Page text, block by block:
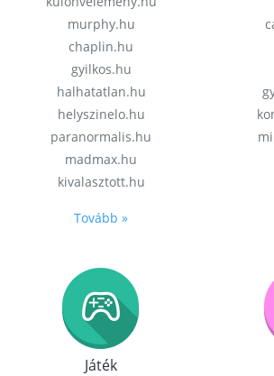
murphy.hu
chaplin.hu
gyilkos.hu
halhatatlan.hu
helyszinelo.hu
paranormalis.hu
madmax.hu
kivalasztott.hu
Tovább »
Játék